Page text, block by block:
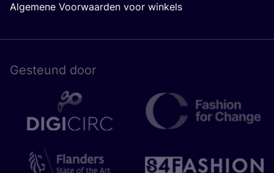
Algemene Voorwaarden voor winkels
Gesteund door